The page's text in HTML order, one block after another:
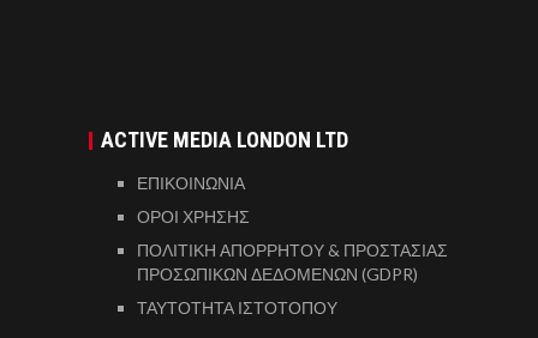
ACTIVE MEDIA LONDON LTD
ΕΠΙΚΟΙΝΩΝΙΑ
ΟΡΟΙ ΧΡΗΣΗΣ
ΠΟΛΙΤΙΚΗ ΑΠΟΡΡΗΤΟΥ & ΠΡΟΣΤΑΣΙΑΣ
ΠΡΟΣΩΠΙΚΩΝ ΔΕΔΟΜΕΝΩΝ (GDPR)
ΤΑΥΤΟΤΗΤΑ ΙΣΤΟΤΟΠΟΥ